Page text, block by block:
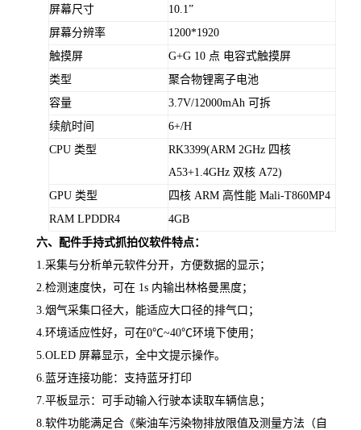
屏幕尺寸
10.1”
屏幕分辨率
1200*1920
触摸屏
G+G 10 点 电容式触摸屏
类型
聚合物锂离子电池
容量
3.7V/12000mAh 可拆
续航时间
6+/H
CPU 类型
RK3399(ARM 2GHz 四核
A53+1.4GHz 双核 A72)
GPU 类型
四核 ARM 高性能 Mali-T860MP4
RAM LPDDR4
4GB
六、配件手持式抓拍仪软件特点：
1.采集与分析单元软件分开，方便数据的显示；
2.检测速度快，可在 1s 内输出林格曼黑度；
3.烟气采集口径大，能适应大口径的排气口；
4.环境适应性好，可在0℃~40℃环境下使用；
5.OLED 屏幕显示，全中文提示操作。
6.蓝牙连接功能：支持蓝牙打印
7.平板显示：可手动输入行驶本读取车辆信息；
8.软件功能满足合《柴油车污染物排放限值及测量方法（自